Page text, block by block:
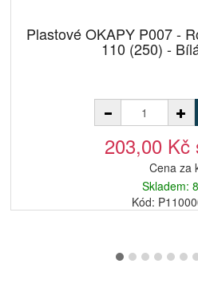
Plastové OKAPY P007 -
110 (250) -
203,00 Kč
Cena za
Skladem:
Kód: